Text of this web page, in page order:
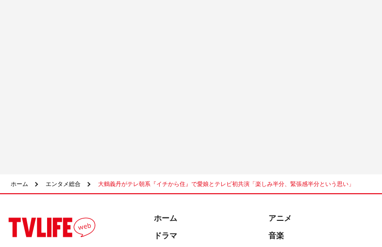
ホーム エンタメ総合 大鶴義丹がテレ朝系『イチから住』で愛娘とテレビ初共演「楽しみ半分、緊張感半分という思い」
ホーム
ドラマ
アニメ
音楽